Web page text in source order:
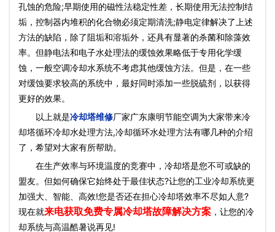
孔蚀的危险;早期使用的磁性法稳定性差，长期使用无法控制结
垢，控制器内堆积的化合物必须定期清洗;静电定律解决了上述
方法的缺陷，除了阻垢和溶垢外，还具有显著的杀菌和除藻效
率。但静电法和电子水处理法的缓蚀效果略低于专用化学缓
蚀，一般空调冷却水系统不考虑其他缓蚀方法。但是，在一些
对缓蚀要求较高的系统中，最好同时添加一些脱硫剂，以获得
更好的效果。
以上就是冷却塔维修厂家广东康明节能空调为大家带来冷
却塔循环冷却水处理方法,冷却循环水处理方法有哪几种的介绍
了，希望对大家有所帮助。
在生产效率与环境温度的竞赛中，冷却塔是您不可或缺的
盟友。但如何确保它始终处于最佳状态?让您的工业冷却系统更
加强大、智能、高效!您是否还在担心冷却塔效率不尽如人意?
现在就来电获取免费专属冷却塔故障解决方案 ，让您的冷
却系统与高温酷暑说再见!